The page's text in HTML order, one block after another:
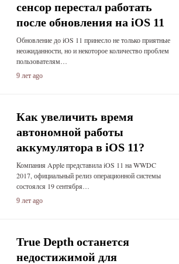
сенсор перестал работать
после обновления на iOS 11
Обновление до iOS 11 принесло не только приятные
неожиданности, но и некоторое количество проблем
пользователям…
9 лет ago
Как увеличить время
автономной работы
аккумулятора в iOS 11?
Компания Apple представила iOS 11 на WWDC
2017, официальный релиз операционной системы
состоялся 19 сентября…
9 лет ago
True Depth останется
недостижимой для